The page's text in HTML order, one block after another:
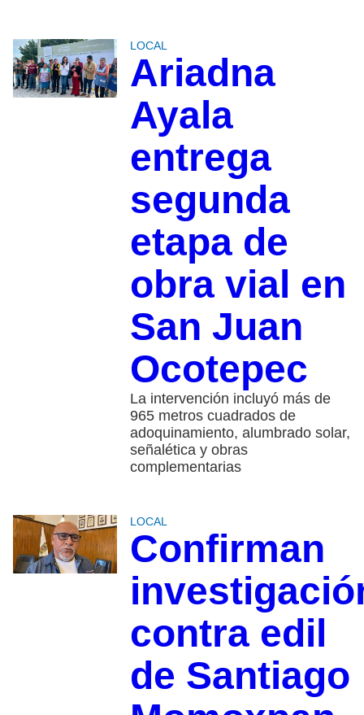
LOCAL
Ariadna
Ayala
entrega
segunda
etapa de
obra vial en
San Juan
Ocotepec
La intervención incluyó más de
965 metros cuadrados de
adoquinamiento, alumbrado solar,
señalética y obras
complementarias
LOCAL
Confirman
contra edil
de Santiago